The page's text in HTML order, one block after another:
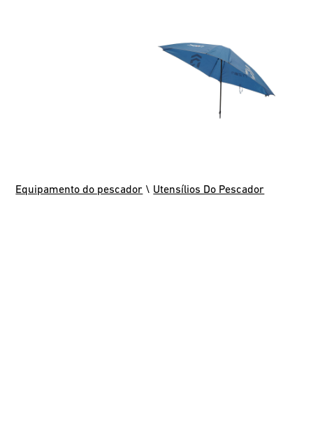
Equipamento do pescador \ Utensílios Do Pescador